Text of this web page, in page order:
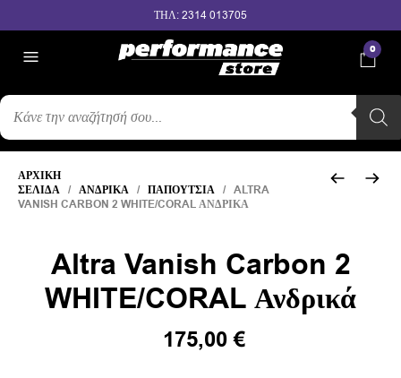
ΤΗΛ: 2314 013705
0
ΑΝΑΖΉΤΗΣΗ
ΠΡΟΪΌΝΤΩΝ
ΑΡΧΙΚΉ
ΣΕΛΊΔΑ / ΑΝΔΡΙΚΆ / ΠΑΠΟΎΤΣΙΑ / ALTRA
VANISH CARBON 2 WHITE/CORAL ΑΝΔΡΙΚΆ
Altra Vanish Carbon 2
WHITE/CORAL Ανδρικά
Original
175,00€Η